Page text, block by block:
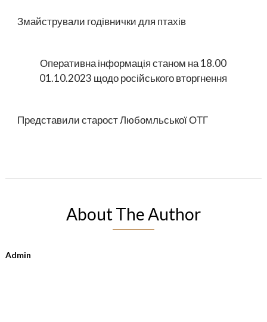
Змайстрували годівнички для птахів
Оперативна інформація станом на 18.00
01.10.2023 щодо російського вторгнення
Представили старост Любомльської ОТГ
About The Author
Admin